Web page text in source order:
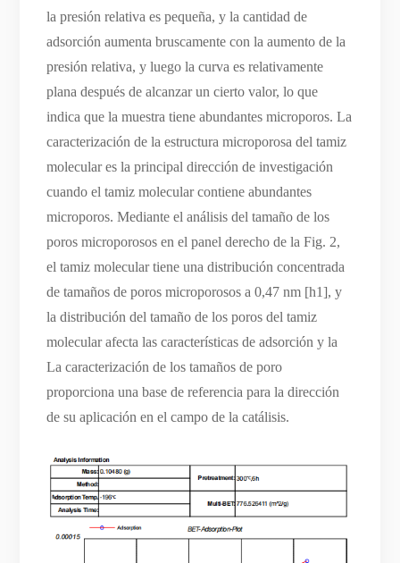
la presión relativa es pequeña, y la cantidad de
adsorción aumenta bruscamente con la aumento de la
presión relativa, y luego la curva es relativamente
plana después de alcanzar un cierto valor, lo que
indica que la muestra tiene abundantes microporos. La
caracterización de la estructura microporosa del tamiz
molecular es la principal dirección de investigación
cuando el tamiz molecular contiene abundantes
microporos. Mediante el análisis del tamaño de los
poros microporosos en el panel derecho de la Fig. 2,
el tamiz molecular tiene una distribución concentrada
de tamaños de poros microporosos a 0,47 nm [h1], y
la distribución del tamaño de los poros del tamiz
molecular afecta las características de adsorción y la
La caracterización de los tamaños de poro
proporciona una base de referencia para la dirección
de su aplicación en el campo de la catálisis.